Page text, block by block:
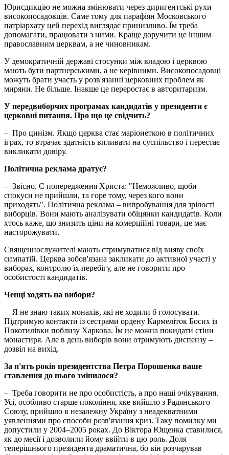
Юрисдикцію не можна змінювати через диригентські рухи
високопосадовців. Саме тому для парафіян Московського
патріархату цей перехід виглядає принизливо. Їм треба
допомагати, працювати з ними. Краще доручити це іншим
православним церквам, а не чиновникам.
У демократичній державі стосунки між владою і церквою
мають бути партнерськими, а не керівними. Високопосадовці
можуть брати участь у розв'язанні церковних проблем як
миряни. Не більше. Інакше це переростає в авторитаризм.
У передвиборчих програмах кандидатів у президенти є
церковні питання. Про що це свідчить?
– Про цинізм. Якщо церква стає маріонеткою в політичних
іграх, то втрачає здатність впливати на суспільство і перестає
викликати довіру.
Політична реклама дратує?
– Звісно. Є попередження Христа: "Неможливо, щоби
спокуси не прийшли, та горе тому, через кого вони
приходять". Політична реклама – випробування для зрілості
виборців. Вони мають аналізувати обіцянки кандидатів. Коли
хтось каже, що знизить ціни на комерційні товари, це має
насторожувати.
Священнослужителі мають стримуватися від вияву своїх
симпатій. Церква зобов'язана закликати до активної участі у
виборах, контролю їх перебігу, але не говорити про
особистості кандидатів.
Ченці ходять на вибори?
– Я не знаю таких монахів, які не ходили б голосувати.
Підтримую контакти із сестрами ордену Кармеліток Босих із
Покотилівки поблизу Харкова. Їм не можна покидати стіни
монастиря. Але в день виборів вони отримують диспензу –
дозвіл на вихід.
За п'ять років президентства Петра Порошенка ваше
ставлення до нього змінилося?
– Треба говорити не про особистість, а про наші очікування.
Усі, особливо старше покоління, яке вийшло з Радянського
Союзу, прийшло в незалежну Україну з неадекватними
уявленнями про способи розв'язання криз. Таку помилку ми
допустили у 2004–2005 роках. До Віктора Ющенка ставилися,
як до месії і дозволили йому ввійти в цю роль. Доля
теперішнього президента драматична, бо він розчарував